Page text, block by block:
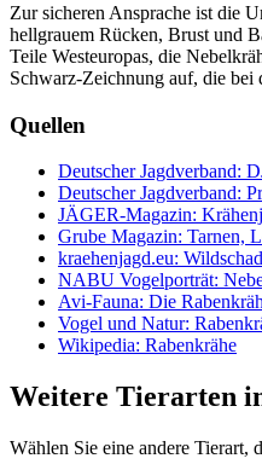
Zur sicheren Ansprache ist die
hellgrauem Rücken, Brust und
Teile Westeuropas, die
Schwarz-Zeichnung auf, die bei
Quellen
Deutscher Jagdverband:
Deutscher Jagdverband:
JÄGER-Magazin:
Grube Magazin: Tarnen,
kraehenjagd.eu:
NABU Vogelporträt:
Avi-Fauna: Die
Vogel und Natur:
Wikipedia: Rabenkrähe
Weitere Tierarten
Wählen Sie eine andere Tierart,